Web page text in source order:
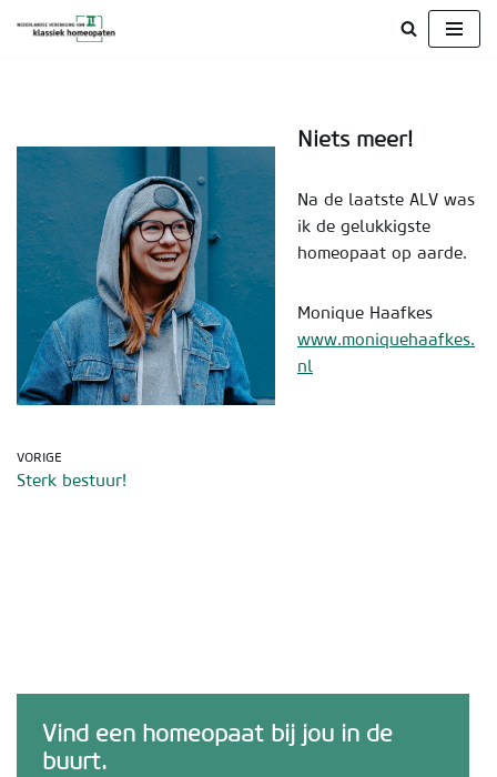
Niets meer!
Na de laatste ALV was
ik de gelukkigste
homeopaat op aarde.
Monique Haafkes
www.moniquehaafkes.
nl
VORIGE
Sterk bestuur!
Vind een homeopaat bij jou in de
buurt.